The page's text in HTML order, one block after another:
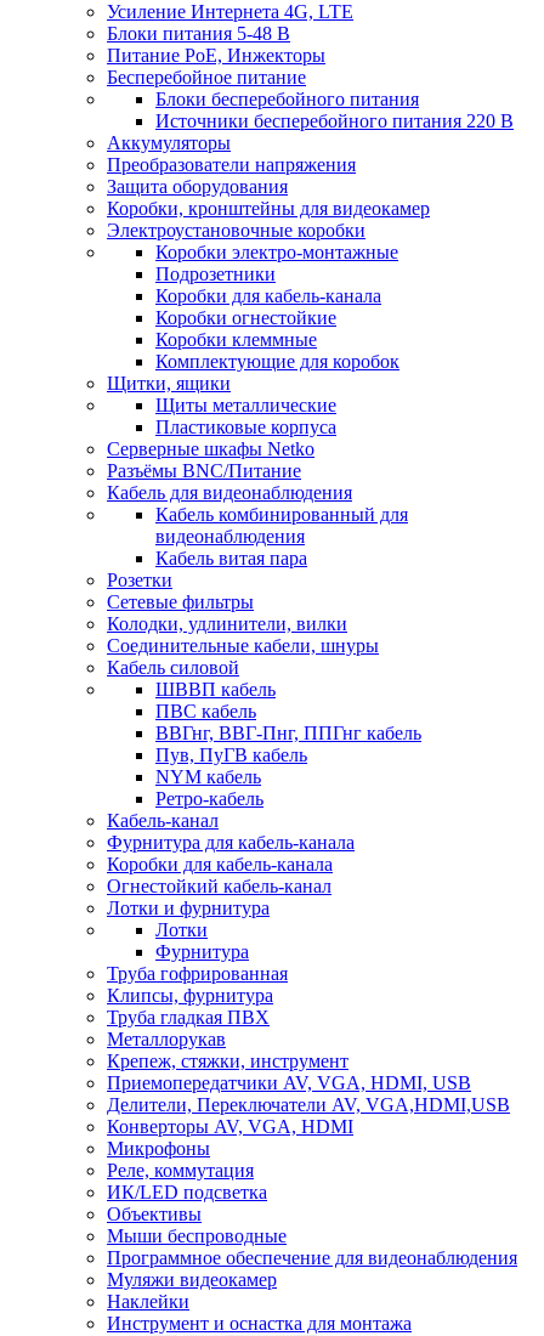
Усиление Интернета 4G, LTE
Блоки питания 5-48 В
Питание PoE, Инжекторы
Бесперебойное питание
Блоки бесперебойного питания
Источники бесперебойного питания 220 В
Аккумуляторы
Преобразователи напряжения
Защита оборудования
Коробки, кронштейны для видеокамер
Электроустановочные коробки
Коробки электро-монтажные
Подрозетники
Коробки для кабель-канала
Коробки огнестойкие
Коробки клеммные
Комплектующие для коробок
Щитки, ящики
Щиты металлические
Пластиковые корпуса
Серверные шкафы Netko
Разъёмы BNC/Питание
Кабель для видеонаблюдения
Кабель комбинированный для
видеонаблюдения
Кабель витая пара
Розетки
Сетевые фильтры
Колодки, удлинители, вилки
Соединительные кабели, шнуры
Кабель силовой
ШВВП кабель
ПВС кабель
ВВГнг, ВВГ-Пнг, ППГнг кабель
Пув, ПуГВ кабель
NYM кабель
Ретро-кабель
Кабель-канал
Фурнитура для кабель-канала
Коробки для кабель-канала
Огнестойкий кабель-канал
Лотки и фурнитура
Лотки
Фурнитура
Труба гофрированная
Клипсы, фурнитура
Труба гладкая ПВХ
Металлорукав
Крепеж, стяжки, инструмент
Приемопередатчики AV, VGA, HDMI, USB
Делители, Переключатели AV, VGA,HDMI,USB
Конверторы AV, VGA, HDMI
Микрофоны
Реле, коммутация
ИК/LED подсветка
Объективы
Мыши беспроводные
Программное обеспечение для видеонаблюдения
Муляжи видеокамер
Наклейки
Инструмент и оснастка для монтажа